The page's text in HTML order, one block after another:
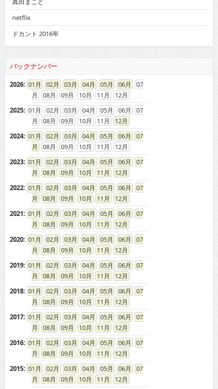
netflix
ドカント 2016年
バックナンバー
2026: 01 02 03 04 05 06
07
08
09 10 11
12
2025: 01 02 03 04 05 06
07
08
09 10 11
12
2024: 01 02 03 04 05 06
07
08
09 10 11
12
2023: 01 02 03 04 05 06
07
08
09 10 11
12
2022: 01 02 03 04 05 06
07
08
09 10 11
12
2021: 01 02 03 04 05 06
07
08
09 10 11
12
2020: 01 02 03 04 05 06
07
08
09 10 11
12
2019: 01 02 03 04 05 06
07
08
09 10 11
12
2018: 01 02 03 04 05 06
07
08
09 10 11
12
2017: 01 02 03 04 05 06
07
08
09 10 11
12
2016: 01 02 03 04 05 06
07
08
09 10 11
12
2015: 01 02 03 04 05 06
07
08
09 10 11
12